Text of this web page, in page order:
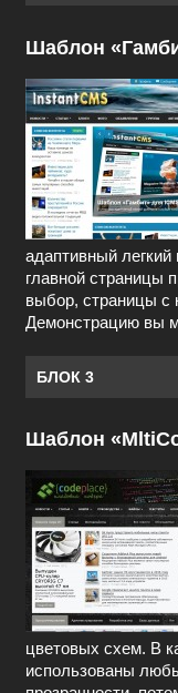
Шаблон
адаптивный
главной страницы
выбор, страницы с
Демонстрацию вы
БЛОК 3
Шаблон
цветовых схем. В
использованы